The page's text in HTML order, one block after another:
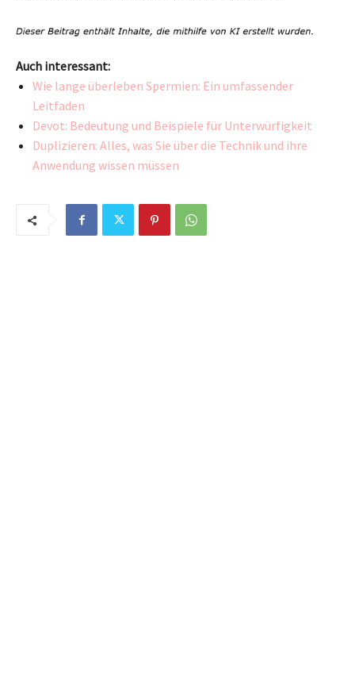
Auch interessant:
Wie lange überleben Spermien: Ein umfassender
Leitfaden
Devot: Bedeutung und Beispiele für Unterwürfigkeit
Duplizieren: Alles, was Sie über die Technik und ihre
Anwendung wissen müssen